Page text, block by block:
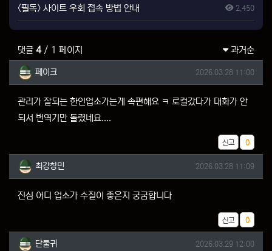
<필독> 사이트 우회 접속 방법 안내 2,450
댓글 4/ 1 페이지 과거순
페이크님의 댓글
페이크 작성일
2026.03.28 11:00
관리가 잘되는 한인업소가는게 속편해요 ㅋ 로컬갔다가 대화가 안
되서 번역기만 돌렸네요....
신고 추천
0
최강창민님의 댓글
최강창민 작성일
2026.03.28 11:09
진심 어디 업소가 수질이 좋은지 궁굼합니다
신고 추천
0
단물귀님의 댓글
단물귀 작성일
2026.03.29 12:00